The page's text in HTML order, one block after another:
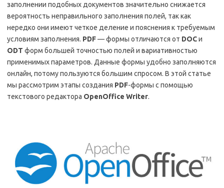
заполнении подобных документов значительно снижается
вероятность неправильного заполнения полей, так как
нередко они имеют четкое деление и пояснения к требуемым
условиям заполнения. PDF— формы отличаются от DOCи
ODT форм большей точностью полей и вариативностью
применимых параметров. Данные формы удобно заполняются
онлайн, потому пользуются большим спросом. В этой статье
мы рассмотрим этапы создания PDF-формы с помощью
текстового редактора OpenOffice Writer.